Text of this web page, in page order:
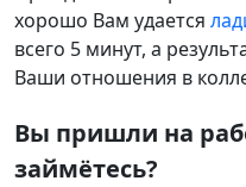
хорошо Вам удается
всего 5 минут, а
Ваши отношения в
Вы пришли на
займётесь?